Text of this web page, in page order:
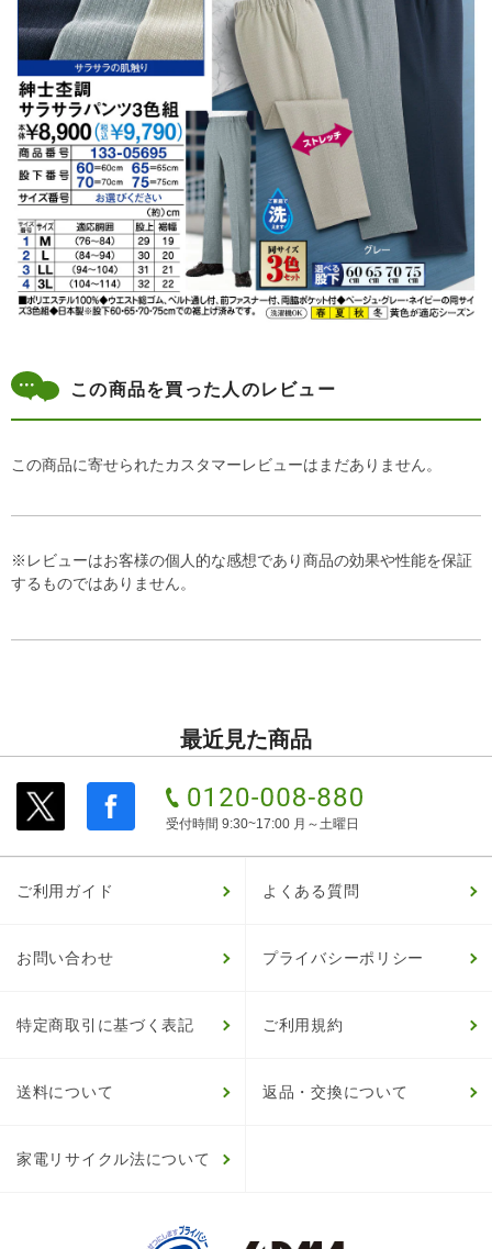
この商品を買った人のレビュー
この商品に寄せられたカスタマーレビューはまだありません。
※レビューはお客様の個人的な感想であり商品の効果や性能を保証
するものではありません。
最近見た商品
受付時間 9:30~17:00 月～土曜日
ご利用ガイド よくある質問
お問い合わせ プライバシーポリシー
特定商取引に基づく表記 ご利用規約
送料について 返品・交換について
家電リサイクル法について